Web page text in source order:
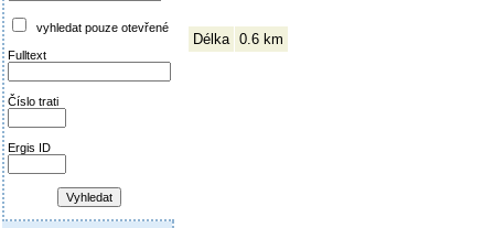
vyhledat pouze otevřené
Fulltext
Číslo trati
Ergis ID
Délka 0.6 km